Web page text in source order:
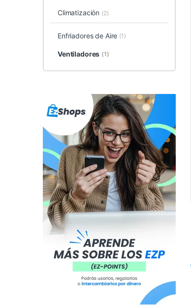
Climatización (2)
Enfriadores de Aire (1)
Ventiladores (1)